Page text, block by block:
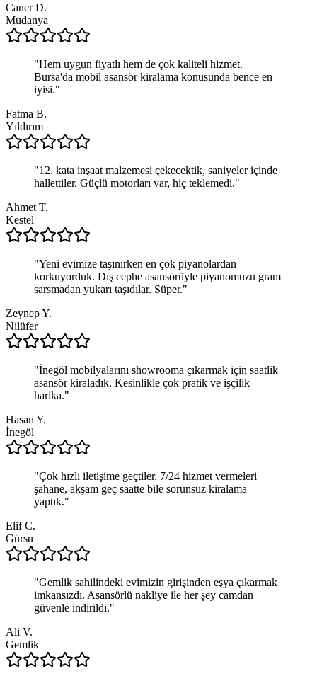
Caner D.
Mudanya
"Hem uygun fiyatlı hem de çok kaliteli hizmet.
Bursa'da mobil asansör kiralama konusunda bence en
iyisi."
Fatma B.
Yıldırım
"12. kata inşaat malzemesi çekecektik, saniyeler içinde
hallettiler. Güçlü motorları var, hiç teklemedi."
Ahmet T.
Kestel
"Yeni evimize taşınırken en çok piyanolardan
korkuyorduk. Dış cephe asansörüyle piyanomuzu gram
sarsmadan yukarı taşıdılar. Süper."
Zeynep Y.
Nilüfer
"İnegöl mobilyalarını showrooma çıkarmak için saatlik
asansör kiraladık. Kesinlikle çok pratik ve işçilik
harika."
Hasan Y.
İnegöl
"Çok hızlı iletişime geçtiler. 7/24 hizmet vermeleri
şahane, akşam geç saatte bile sorunsuz kiralama
yaptık."
Elif C.
Gürsu
"Gemlik sahilindeki evimizin girişinden eşya çıkarmak
imkansızdı. Asansörlü nakliye ile her şey camdan
güvenle indirildi."
Ali V.
Gemlik